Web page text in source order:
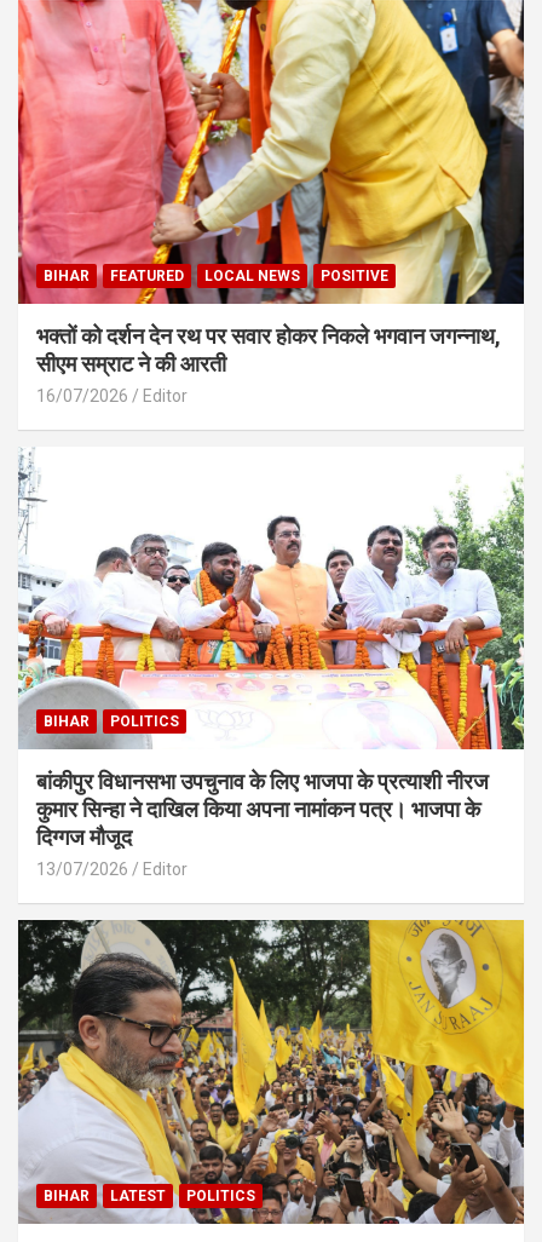
BIHAR FEATURED LOCAL NEWS POSITIVE
भक्तों को दर्शन देन रथ पर सवार होकर निकले भगवान जगन्नाथ,
सीएम सम्राट ने की आरती
16/07/2026 Editor
BIHAR POLITICS
बांकीपुर विधानसभा उपचुनाव के लिए भाजपा के प्रत्याशी नीरज
कुमार सिन्हा ने दाखिल किया अपना नामांकन पत्र। भाजपा के
दिग्गज मौजूद
13/07/2026 Editor
BIHAR LATEST POLITICS